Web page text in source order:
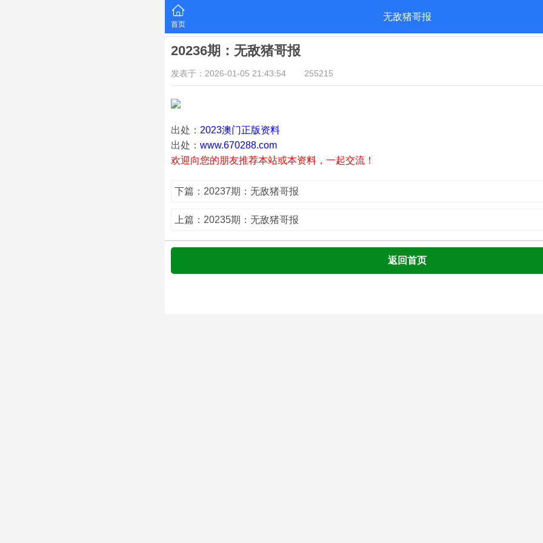
首页
无敌猪哥报
20236期：无敌猪哥报
发表于：2026-01-05 21:43:54 255215
出处： 2023澳门正版资料
出处： www.670288.com
欢迎向您的朋友推荐本站或本资料，一起交流！
下篇：20237期：无敌猪哥报
上篇：20235期：无敌猪哥报
返回首页